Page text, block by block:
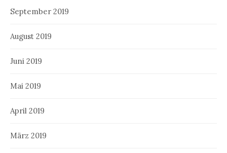
September 2019
August 2019
Juni 2019
Mai 2019
April 2019
März 2019